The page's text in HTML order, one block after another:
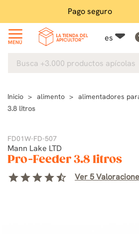
Pago seguro
MENÚ es
Inicio alimento alimentadores
3.8 litros
FD01W-FD-507
Mann Lake LTD
Pro-Feeder 3.8 litros
starstarstarstarstar_half Ver 5